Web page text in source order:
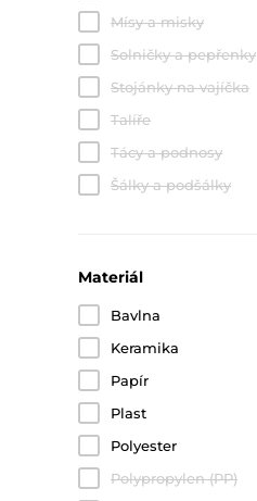
Mísy a misky
Solničky a pepřenky
Stojánky na vajíčka
Talíře
Tácy a podnosy
Šálky a podšálky
Materiál
Bavlna
Keramika
Papír
Plast
Polyester
Polypropylen (PP)